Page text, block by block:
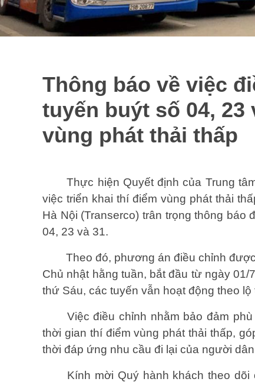
Thông báo về việc
tuyến buýt số 04, 23
vùng phát thải thấp
Thực hiện Quyết định của Trung
việc triển khai thí điểm vùng phát thải
Hà Nội (Transerco) trân trọng thông
04, 23 và 31.
Theo đó, phương án điều chỉnh
Chủ nhật hằng tuần, bắt đầu từ ngày
thứ Sáu, các tuyến vẫn hoạt động theo
Việc điều chỉnh nhằm bảo đảm
thời gian thí điểm vùng phát thải thấp,
thời đáp ứng nhu cầu đi lại của người
Kính mời Quý hành khách theo